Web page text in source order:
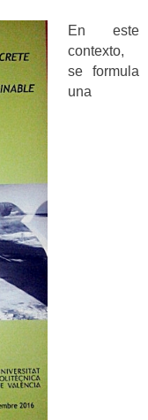
En este
contexto,
se formula
una